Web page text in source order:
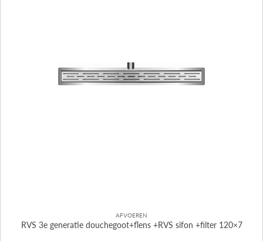
AFVOEREN
RVS 3e generatie douchegoot+flens +RVS sifon +filter 120×7